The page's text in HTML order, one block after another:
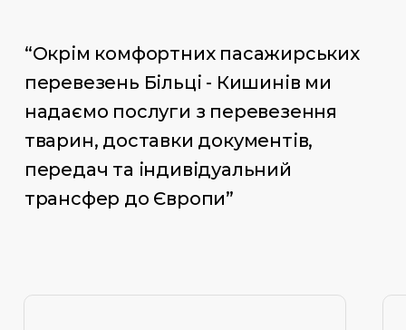
“Окрім комфортних пасажирських
перевезень Більці - Кишинів ми
надаємо послуги з перевезення
тварин, доставки документів,
передач та індивідуальний
трансфер до Європи”